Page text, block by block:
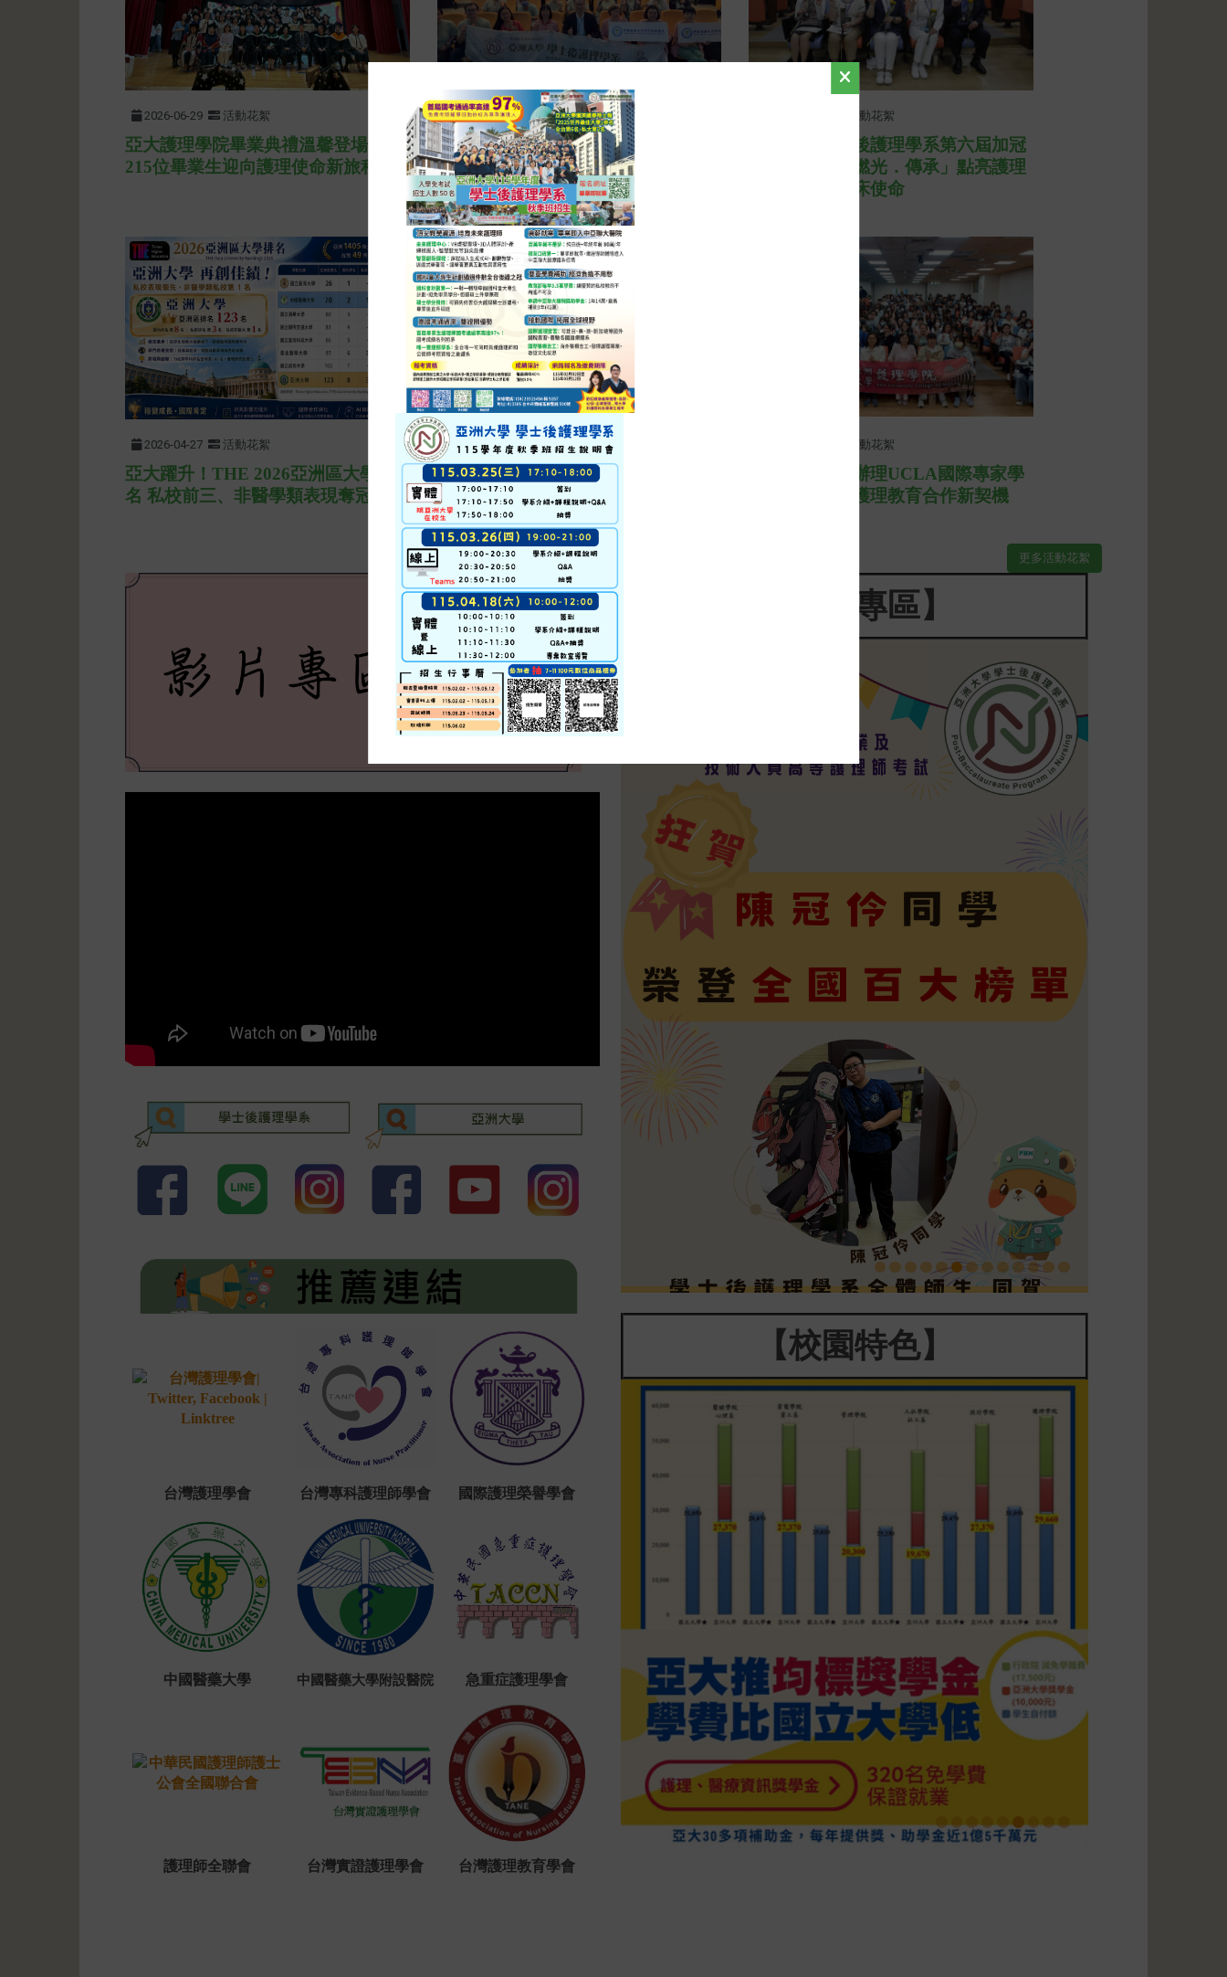
2026-06-29 活動花絮
亞大護理學院畢業典禮溫馨登場
215位畢業生迎向護理使命新旅程
2026-05-29 活動花絮
職涯探索：參訪中國醫藥大學新竹附
設醫院，體驗智慧醫療與多元照護特
色
活動花絮
亞洲大學學士後護理學系第六屆加冠
「燃光．傳承」點亮護理
初心，迎向臨床使命
2026-04-27 活動花絮
亞大躍升！THE 2026亞洲區大學排
名 私校前三、非醫學類表現奪冠
2026-04-09 活動花絮
職涯演講-創新創業：長期照護職場心
路歷程
活動花絮
亞大護理學院辦理UCLA國際專家學
者講座，共探護理教育合作新契機
更多活動花絮
台灣護理學會 台灣專科護理師學會 國際護理榮譽學會
中國醫藥大學 中國醫藥大學附設醫院 急重症護理學會
護理師全聯會 台灣實證護理學會 台灣護理教育學會
【榮譽專區】
【校園特色】